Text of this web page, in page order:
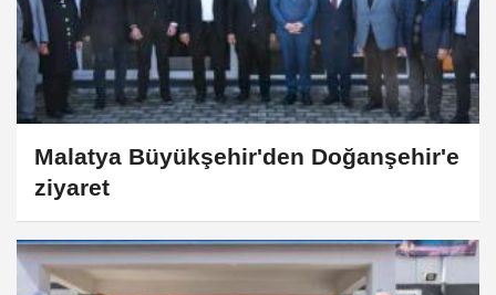
Malatya Büyükşehir'den Doğanşehir'e
ziyaret